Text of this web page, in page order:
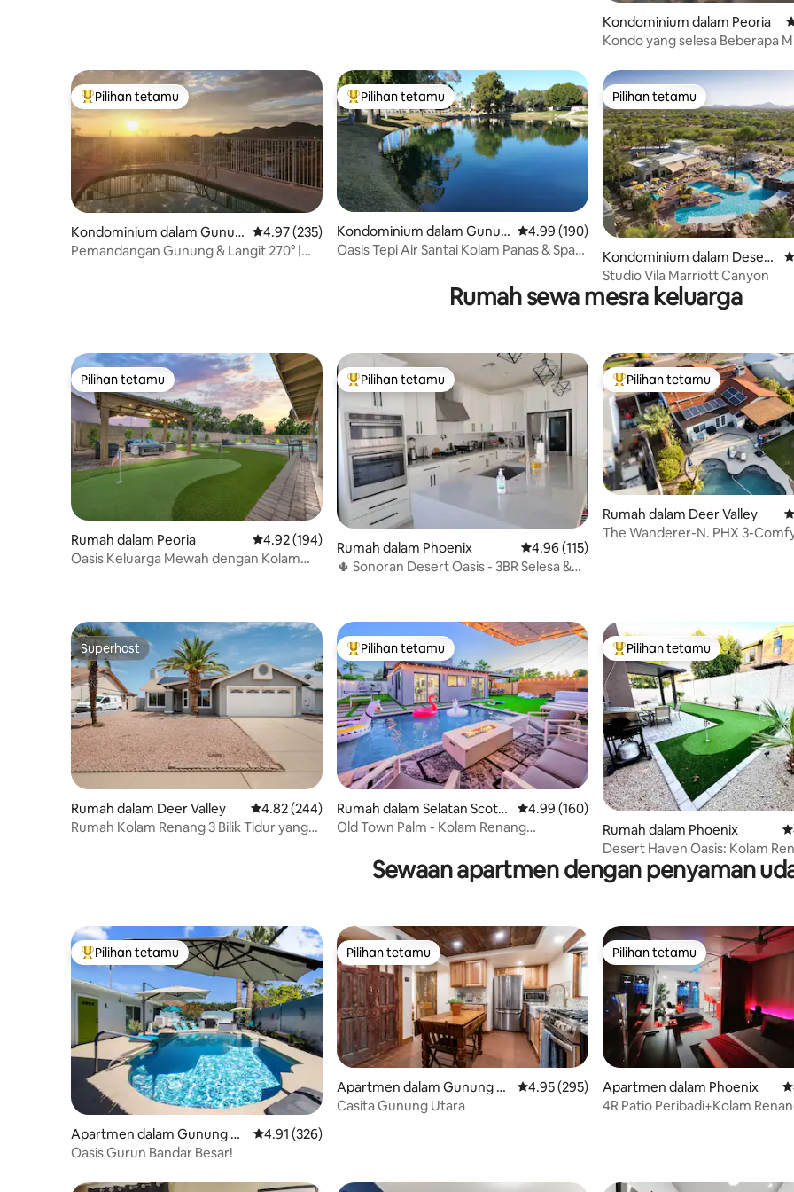
Kondominium dalam Peoria
Kondo yang selesa Beberapa
Pilihan utama tetamu
Pilihan tetamu
Kondominium dalam Gunun
g Utara
Penarafan purata 4.97 daripada 5, 235 ulasan
4.97 (235)
Pemandangan Gunung & Langit 270° |
Pilihan utama tetamu
Pilihan tetamu
Kondominium dalam Gunun
g Utara
Penarafan purata 4.99 daripada 5, 190 ulasan
4.99 (190)
Oasis Tepi Air Santai Kolam Panas & Spa
Pilihan tetamu
Pilihan tetamu
Kondominium dalam Desert
Ridge
Studio Vila Marriott Canyon
Rumah sewa mesra keluarga
Pilihan tetamu
Pilihan tetamu
Rumah dalam Peoria Penarafan purata 4.92 daripada 5, 194 ulasan
4.92 (194)
Oasis Keluarga Mewah dengan Kolam
Pilihan utama tetamu
Pilihan tetamu
Rumah dalam Phoenix Penarafan purata 4.96 daripada 5, 115 ulasan
4.96 (115)
🌵 Sonoran Desert Oasis - 3BR Selesa &
Pilihan utama tetamu
Pilihan tetamu
Rumah dalam Deer Valley
The Wanderer-N. PHX 3-
Superhost
Superhost
Rumah dalam Deer Valley Penarafan purata 4.82 daripada 5, 244 ulasan
4.82 (244)
Rumah Kolam Renang 3 Bilik Tidur yang
Pilihan utama tetamu
Pilihan tetamu
Rumah dalam Selatan Scotts
dale
Penarafan purata 4.99 daripada 5, 160 ulasan
4.99 (160)
Old Town Palm - Kolam Renang
Pilihan utama tetamu
Pilihan tetamu
Rumah dalam Phoenix
Desert Haven Oasis: Kolam
Letak, BBQ, Tenis
Sewaan apartmen dengan penyaman
Pilihan utama tetamu
Pilihan tetamu
Apartmen dalam Gunung Ut
ara
Penarafan purata 4.91 daripada 5, 326 ulasan
4.91 (326)
Oasis Gurun Bandar Besar!
Pilihan tetamu
Pilihan tetamu
Apartmen dalam Gunung U
tara
Penarafan purata 4.95 daripada 5, 295 ulasan
4.95 (295)
Casita Gunung Utara
Pilihan tetamu
Pilihan tetamu
Apartmen dalam Phoenix
4R Patio Peribadi+Kolam